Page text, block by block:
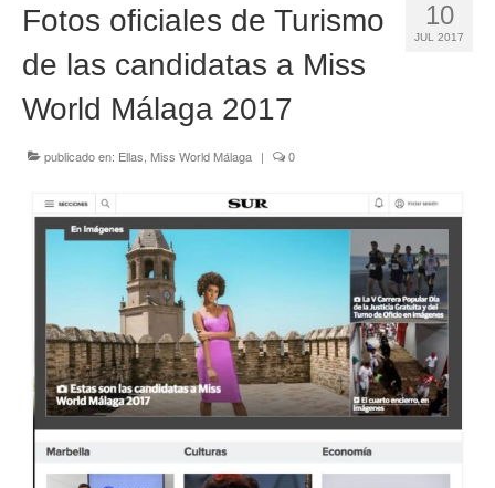
BODAS
COMUNIONES
CORPORATIVAS
SEMANA SANTA
BLOG
SOBRE LM
CONTACTO
10
JUL 2017
Fotos oficiales de Turismo
de las candidatas a Miss
World Málaga 2017
publicado en: Ellas Miss World Málaga | 0